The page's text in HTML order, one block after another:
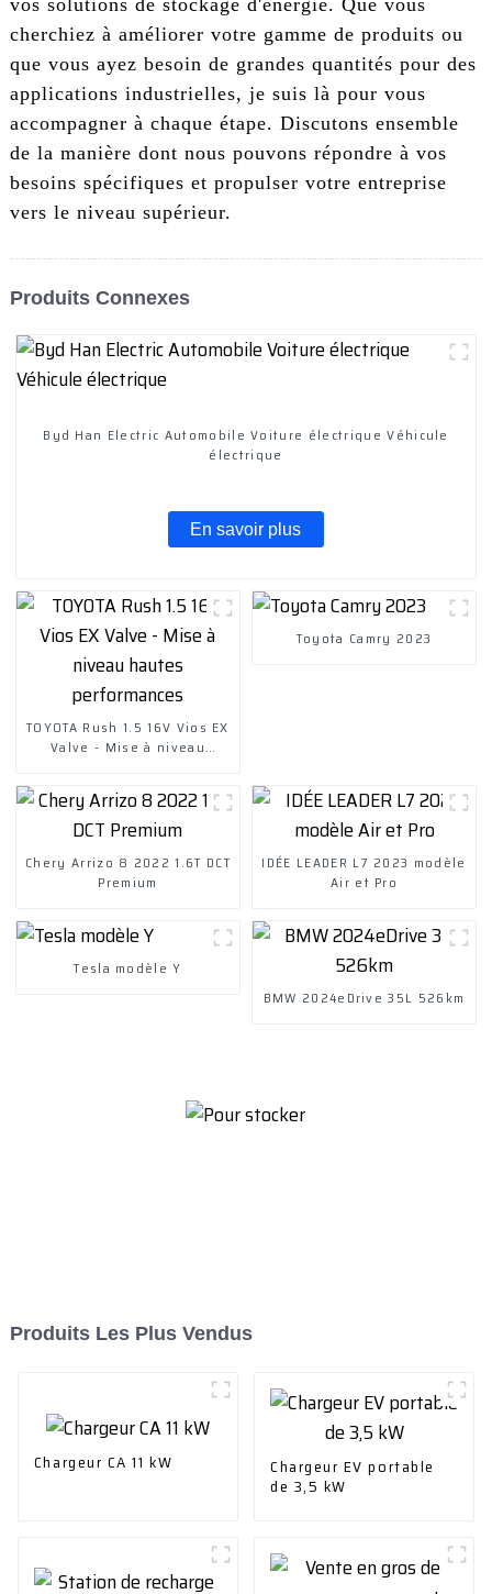
cherchiez à améliorer votre gamme de produits ou
que vous ayez besoin de grandes quantités pour des
applications industrielles, je suis là pour vous
accompagner à chaque étape. Discutons ensemble
de la manière dont nous pouvons répondre à vos
besoins spécifiques et propulser votre entreprise
vers le niveau supérieur.
Produits Connexes
Byd Han Electric Automobile Voiture électrique Véhicule
électrique
En savoir plus
TOYOTA Rush 1.5 16V Vios EX
Valve - Mise à niveau
Toyota Camry 2023
Chery Arrizo 8 2022 1.6T DCT
Premium
IDÉE LEADER L7 2023 modèle
Air et Pro
Tesla modèle Y
BMW 2024eDrive 35L 526km
Produits Les Plus Vendus
Chargeur CA 11 kW
Chargeur EV portable
de 3,5 kW